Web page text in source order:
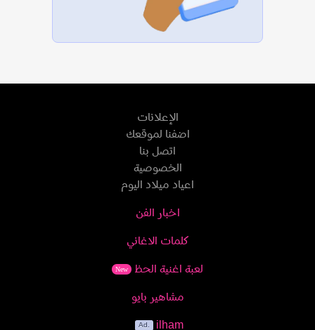
الإعلانات
اضفنا لموقعك
اتصل بنا
الخصوصية
اعياد ميلاد اليوم
اخبار الفن
كلمات الاغاني
لعبة اغنية الحظ New
مشاهير بايو
ilham